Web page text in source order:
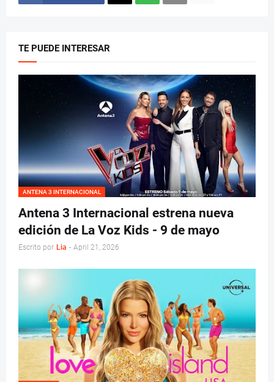
TE PUEDE INTERESAR
ANTENA 3 INTERNACIONAL
Antena 3 Internacional estrena nueva
edición de La Voz Kids - 9 de mayo
Escrito por Lia - April 21, 2026